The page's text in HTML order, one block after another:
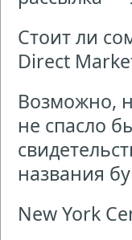
Стоит ли
Direct
Возможно,
не спасло
названия
New York